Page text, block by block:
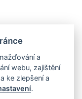
nebo
20 %.
a
webu, zajištění
ke zlepšení a
.